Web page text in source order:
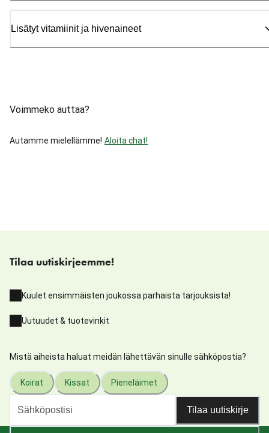
Lisätyt vitamiinit ja hivenaineet
Voimmeko auttaa?
Autamme mielellämme! Aloita chat!
Tilaa uutiskirjeemme!
Kuulet ensimmäisten joukossa parhaista tarjouksista!
Uutuudet & tuotevinkit
Mistä aiheista haluat meidän lähettävän sinulle sähköpostia?
Koirat Kissat Pieneläimet
Tilaa uutiskirje